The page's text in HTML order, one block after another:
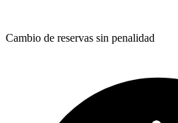
Cambio de reservas sin penalidad